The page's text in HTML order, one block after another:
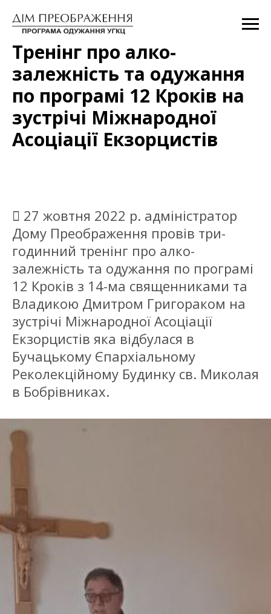
Тренінг про алко-
залежність та одужання
по програмі 12 Кроків на
зустрічі Міжнародної
Асоціації Екзорцистів
 27 жовтня 2022 р. адміністратор
Дому Преображення провів три-
годинний тренінг про алко-
залежність та одужання по програмі
12 Кроків з 14-ма священниками та
Владикою Дмитром Григораком на
зустрічі Міжнародної Асоціації
Екзорцистів яка відбулася в
Бучацькому Єпархіальному
Реколекційному Будинку св. Миколая
в Бобрівниках.